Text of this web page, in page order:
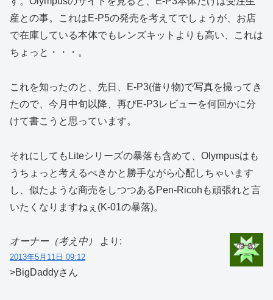
産との事。これはE-P5の発売を考えてでしょうが、お店
で在庫している本体でもレンズキットよりも高い、これは
ちょっと・・・。
これを知ったのと、先日、E-P3(借り物)で写真を撮ってき
たので、今月中旬以降、再びE-P3レビューを何回かに分
けて書こうと思っています。
それにしてもLiteシリーズの暴落も含めて、Olympusはも
うちょっと考えるべきかと勝手ながら心配しちゃいます
し、似たような商売をしつつあるPen-Ricohも頑張れと言
いたくなりますねぇ(K-01の暴落)。
オーナー（考え中） より:
2013年5月11日 09:12
>BigDaddyさん